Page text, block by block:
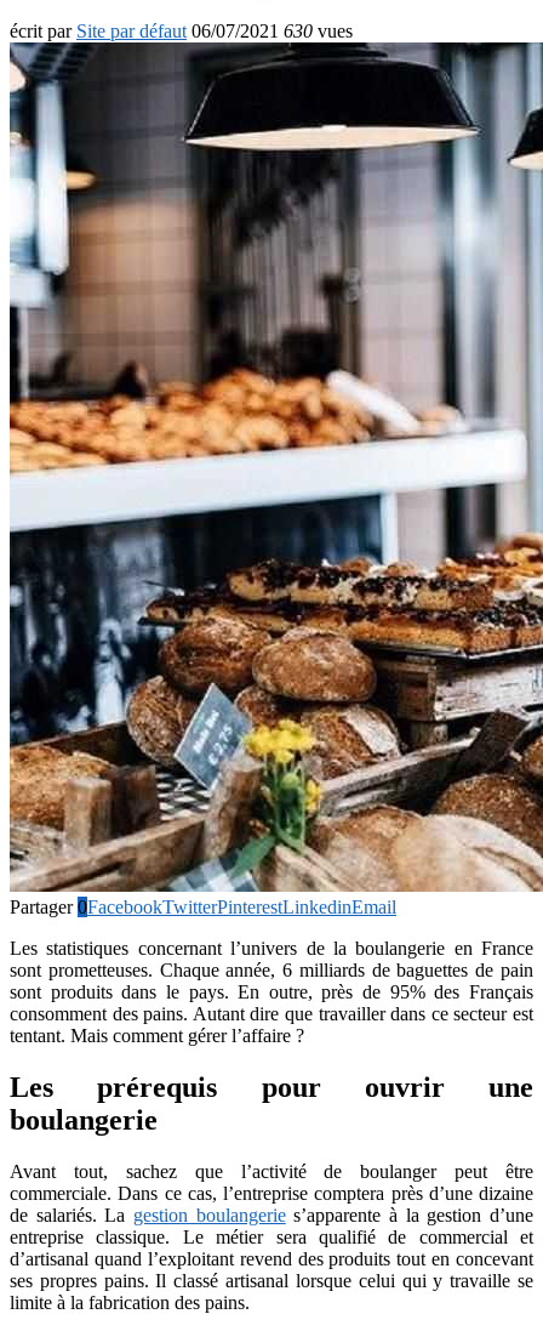
écrit par Site par défaut 06/07/2021 630 vues
Partager 0FacebookTwitterPinterestLinkedinEmail
Les statistiques concernant l’univers de la boulangerie en France
sont prometteuses. Chaque année, 6 milliards de baguettes de pain
sont produits dans le pays. En outre, près de 95% des Français
consomment des pains. Autant dire que travailler dans ce secteur est
tentant. Mais comment gérer l’affaire ?
Les prérequis pour ouvrir une
boulangerie
Avant tout, sachez que l’activité de boulanger peut être
commerciale. Dans ce cas, l’entreprise comptera près d’une dizaine
de salariés. La gestion boulangeries’apparente à la gestion d’une
entreprise classique. Le métier sera qualifié de commercial et
d’artisanal quand l’exploitant revend des produits tout en concevant
ses propres pains. Il classé artisanal lorsque celui qui y travaille se
limite à la fabrication des pains.